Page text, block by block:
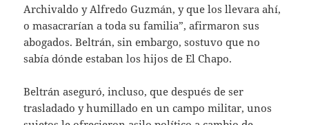
Archivaldo y Alfredo Guzmán, y que los llevara ahí,
o masacrarían a toda su familia”, afirmaron sus
abogados. Beltrán, sin embargo, sostuvo que no
sabía dónde estaban los hijos de El Chapo.
Beltrán aseguró, incluso, que después de ser
trasladado y humillado en un campo militar, unos